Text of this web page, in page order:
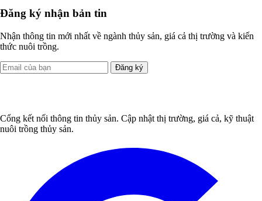
Đăng ký nhận bản tin
Nhận thông tin mới nhất về ngành thủy sản, giá cả thị trường và kiến
thức nuôi trồng.
Đăng ký
Cổng kết nối thông tin thủy sản. Cập nhật thị trường, giá cả, kỹ thuật
nuôi trồng thủy sản.